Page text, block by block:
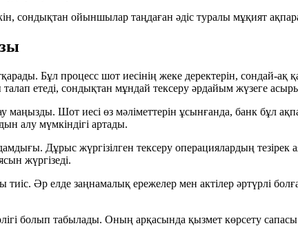
сондықтан ойыншылар таңдаған әдіс туралы мұқият
Бұл процесс шот иесінің жеке деректерін, сондай-
талап етеді, сондықтан мұндай тексеру әрдайым жүзеге
Шот иесі өз мәліметтерін ұсынғанда, банк бұл
алу мүмкіндігі артады.
Дұрыс жүргізілген тексеру операциялардың тезірек
жүргізеді.
Әр елде заңнамалық ережелер мен актілер әртүрлі
болып табылады. Оның арқасында қызмет көрсету